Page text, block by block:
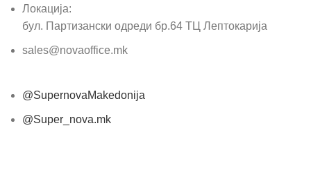
Локација:
бул. Партизански одреди бр.64 ТЦ Лептокарија
sales@novaoffice.mk
@SupernovaMakedonija
@Super_nova.mk